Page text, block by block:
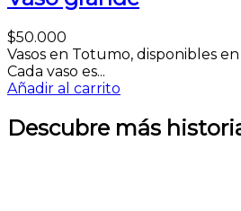
$50.000
Vasos en Totumo, disponibles
Cada vaso es...
Añadir al carrito
Descubre más